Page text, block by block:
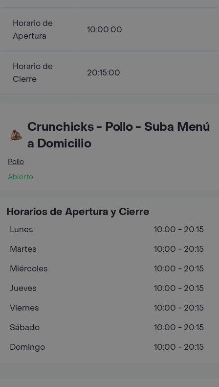
Horario de
Apertura
10:00:00
Horario de
Cierre
20:15:00
Crunchicks - Pollo - Suba Menú
a Domicilio
Pollo
Abierto
Horarios de Apertura y Cierre
Lunes
10:00 - 20:15
Martes
10:00 - 20:15
Miércoles
10:00 - 20:15
Jueves
10:00 - 20:15
Viernes
10:00 - 20:15
Sábado
10:00 - 20:15
Domingo
10:00 - 20:15